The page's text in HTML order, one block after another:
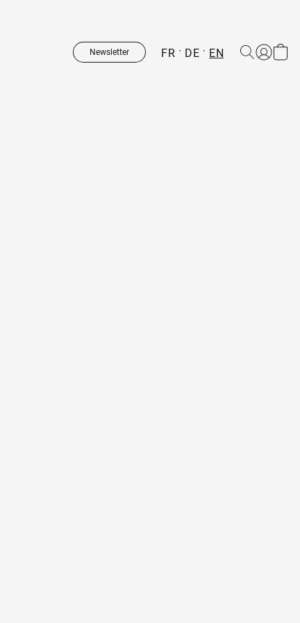
Newsletter FR DE EN